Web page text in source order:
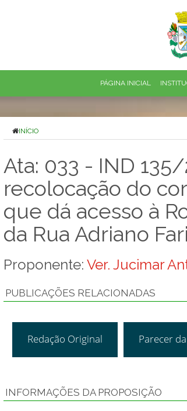
PÁGINA INICIAL
INÍCIO
Ata: 033 - IND
recolocação do
que dá acesso à
da Rua Adriano
Proponente: Ver. Jucimar
PUBLICAÇÕES RELACIONADAS
Redação Original Parecer
INFORMAÇÕES DA PROPOSIÇÃO